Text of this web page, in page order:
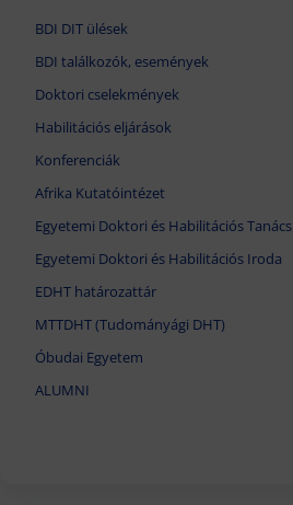
BDI DIT ülések
BDI találkozók, események
Doktori cselekmények
Habilitációs eljárások
Konferenciák
Afrika Kutatóintézet
Egyetemi Doktori és Habilitációs Tanács
Egyetemi Doktori és Habilitációs Iroda
EDHT határozattár
MTTDHT (Tudományági DHT)
Óbudai Egyetem
ALUMNI